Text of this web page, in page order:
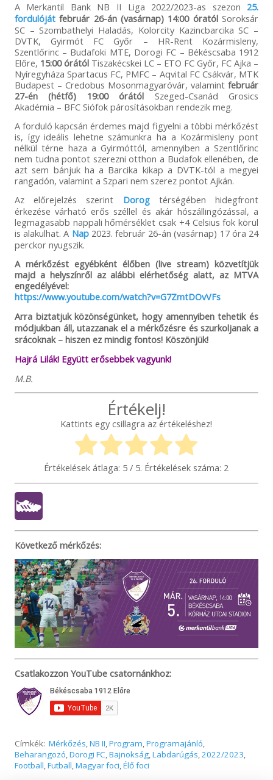
A Merkantil Bank NB II Liga 2022/2023-as szezon 25.
fordulóját február 26-án (vasárnap) 14:00 óratólSoroksár
SC – Szombathelyi Haladás, Kolorcity Kazincbarcika SC –
DVTK, Gyirmót FC Győr – HR-Rent Kozármisleny,
Szentlőrinc – Budafoki MTE, Dorogi FC – Békéscsaba 1912
Előre, 15:00 órátólTiszakécskei LC – ETO FC Győr, FC Ajka –
Nyíregyháza Spartacus FC, PMFC – Aqvital FC Csákvár, MTK
Budapest – Credobus Mosonmagyaróvár, valamintfebruár
27-én (hétfő) 19:00 órától Szeged-Csanád Grosics
Akadémia – BFC Siófok párosításokban rendezik meg.
A forduló kapcsán érdemes majd figyelni a többi mérkőzést
is, így ideális lehetne számunkra ha a Kozármisleny pont
nélkül térne haza a Gyirmóttól, amennyiben a Szentlőrinc
nem tudna pontot szerezni otthon a Budafok ellenében, de
azt sem bánjuk ha a Barcika kikap a DVTK-tól a megyei
rangadón, valamint a Szpari nem szerez pontot Ajkán.
Az előrejelzés szerint Dorogtérségében hidegfront
érkezése várható erős széllel és akár hószállingózással, a
legmagasabb nappali hőmérséklet csak +4 Celsius fok körül
is alakulhat. A Nap2023. február 26-án (vasárnap) 17 óra 24
perckor nyugszik.
A mérkőzést egyébként élőben (live stream) közvetítjük
majd a helyszínről az alábbi elérhetőség alatt, az MTVA
engedélyével:
https://www.youtube.com/watch?v=G7ZmtDOvVFs
Arra biztatjuk közönségünket, hogy amennyiben tehetik és
módjukban áll, utazzanak el a mérkőzésre és szurkoljanak a
srácoknak – hiszen ez mindig fontos! Köszönjük!
Hajrá Lilák! Együtt erősebbek vagyunk!
M.B.
Értékelj!
Kattints egy csillagra az értékeléshez!
Értékelések átlaga: 5 / 5. Értékelések száma: 2
Következő mérkőzés:
Csatlakozzon YouTube csatornánkhoz:
Címkék: Mérkőzés,NB II,Program,Programajánló,
Beharangozó,Dorogi FC,Bajnokság,Labdarúgás,2022/2023,
Football,Futball,Magyar foci,Élő foci